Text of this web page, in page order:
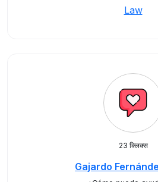
Law
23 क्लिक्स
Gajardo